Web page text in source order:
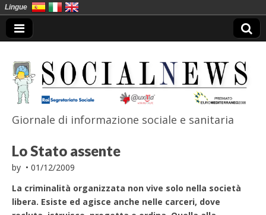
SocialNews
Giornale di informazione sociale e sanitaria
Lo Stato assente
by • 01/12/2009
La criminalità organizzata non vive solo nella società
libera. Esiste ed agisce anche nelle carceri, dove
Lingue